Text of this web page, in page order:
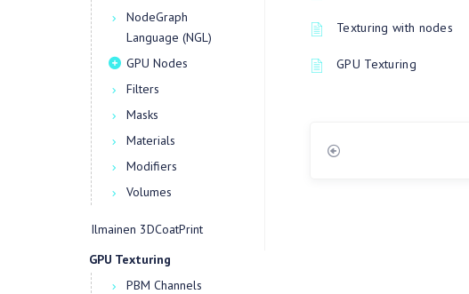
NodeGraph
Language (NGL)
GPU Nodes
Filters
Masks
Materials
Modifiers
Volumes
Ilmainen 3DCoatPrint
GPU Texturing
PBM Channels
Texturing with nodes
GPU Texturing